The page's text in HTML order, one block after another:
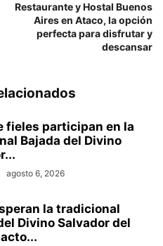
Restaurante y Hostal Buenos
Aires en Ataco, la opción
perfecta para disfrutar y
descansar
fieles participan en la
Bajada del Divino
agosto 6, 2026
la tradicional
Divino Salvador del